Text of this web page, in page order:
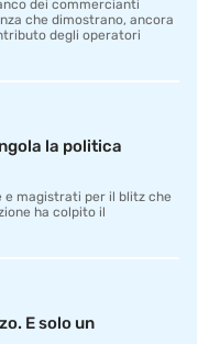
dei commercianti
che dimostrano, ancora
degli operatori
la politica
e magistrati per il blitz che
ha colpito il
E solo un